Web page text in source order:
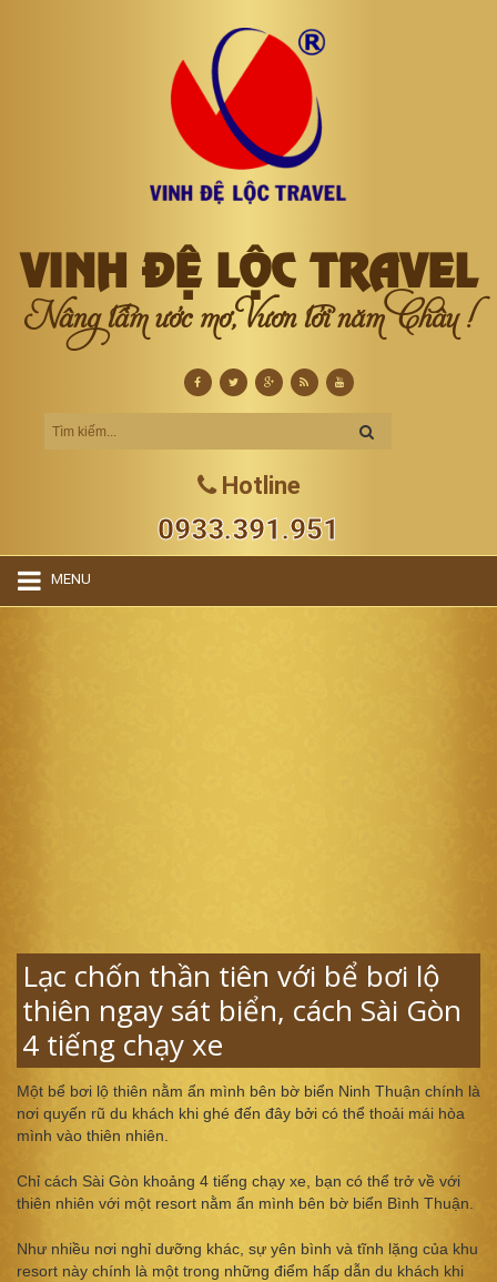
VINH ĐỆ LỘC TRAVEL
Nâng tầm ước mơ, Vươn tới năm Châu !
Hotline
0933.391.951
MENU
Lạc chốn thần tiên với bể bơi lộ
thiên ngay sát biển, cách Sài Gòn
4 tiếng chạy xe
Một bể bơi lộ thiên nằm ẩn mình bên bờ biển Ninh Thuận chính là
nơi quyến rũ du khách khi ghé đến đây bởi có thể thoải mái hòa
mình vào thiên nhiên.
Chỉ cách Sài Gòn khoảng 4 tiếng chạy xe, bạn có thể trở về với
thiên nhiên với một resort nằm ẩn mình bên bờ biển Bình Thuận.
Như nhiều nơi nghỉ dưỡng khác, sự yên bình và tĩnh lặng của khu
resort này chính là một trong những điểm hấp dẫn du khách khi